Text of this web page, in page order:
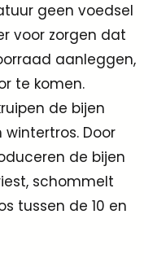
geen voedsel
voor zorgen dat
aanleggen,
te komen.
de bijen
Door
de bijen
schommelt
tussen de 10 en